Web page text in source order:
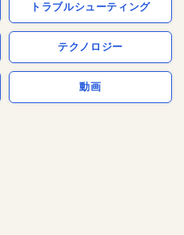
トラブルシューティング
テクノロジー
動画